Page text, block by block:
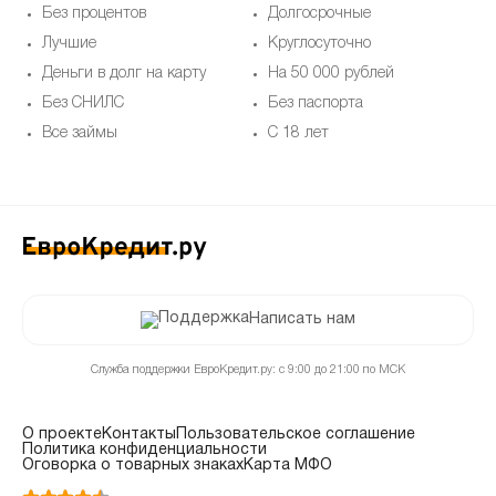
Без процентов
Лучшие
Деньги в долг на карту
Без СНИЛС
Все займы
Долгосрочные
Круглосуточно
На 50 000 рублей
Без паспорта
С 18 лет
Написать нам
Служба поддержки ЕвроКредит.ру: с 9:00 до 21:00 по МСК
О проектеКонтакты
Пользовательское соглашение
Политика конфиденциальности
Оговорка о товарных знакахКарта МФО